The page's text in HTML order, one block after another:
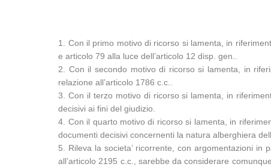
1. Con il primo motivo di ricorso si lamenta, in
e articolo 79 alla luce dell’articolo 12 disp. gen..
2. Con il secondo motivo di ricorso si lamenta, in
relazione all’articolo 1786 c.c..
3. Con il terzo motivo di ricorso si lamenta, in
decisivi ai fini del giudizio.
4. Con il quarto motivo di ricorso si lamenta, in
documenti decisivi concernenti la natura alberghiera
5. Rileva la societa’ ricorrente, con argomentazioni in
all’articolo 2195 c.c., sarebbe da considerare